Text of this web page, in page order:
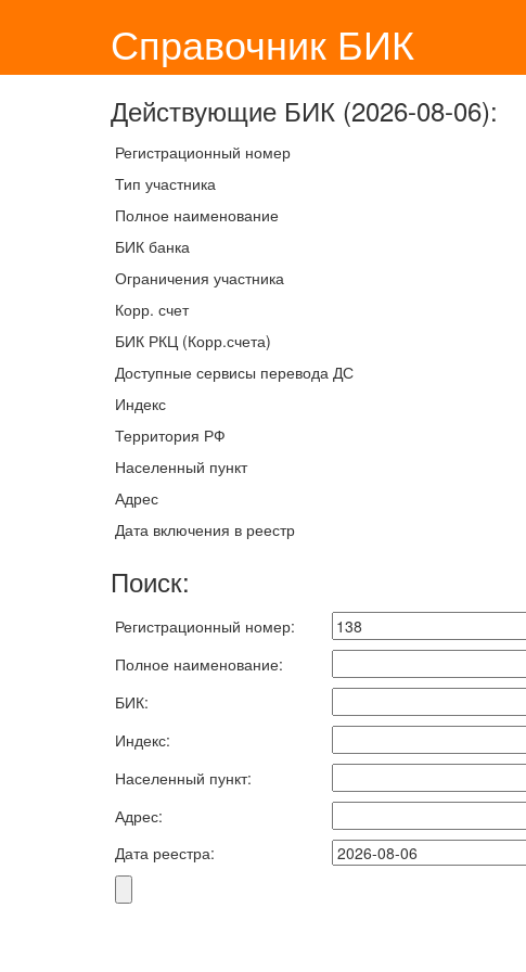
Справочник БИК
Действующие БИК (2026-08-06):
Регистрационный номер
Тип участника
Полное наименование
БИК банка
Ограничения участника
Корр. счет
БИК РКЦ (Корр.счета)
Доступные сервисы перевода ДС
Индекс
Территория РФ
Населенный пункт
Адрес
Дата включения в реестр
Поиск:
Регистрационный номер:
Полное наименование:
БИК:
Индекс:
Населенный пункт:
Адрес:
Дата реестра: